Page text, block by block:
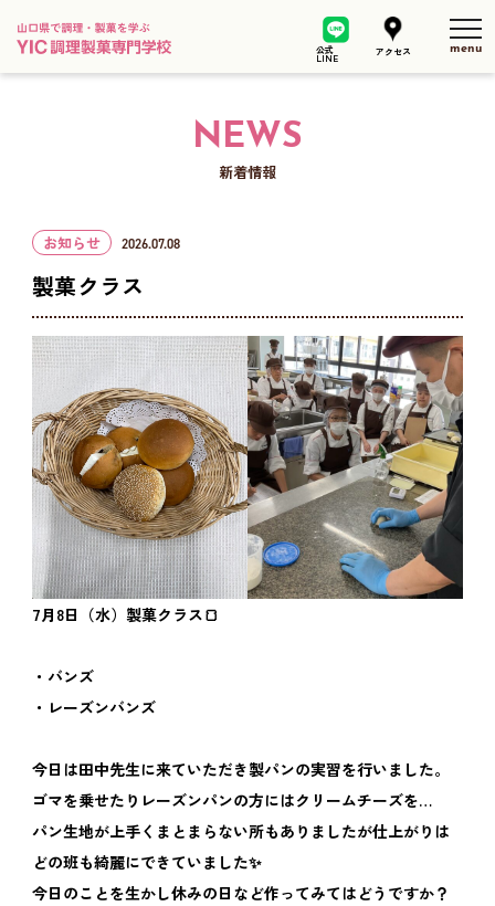
公式
LINE
アクセス
NEWS
新着情報
お知らせ 2026.07.08
製菓クラス
7月8日（水）製菓クラス🍞
・バンズ
・レーズンバンズ
今日は田中先生に来ていただき製パンの実習を行いました。
ゴマを乗せたりレーズンパンの方にはクリームチーズを…
パン生地が上手くまとまらない所もありましたが仕上がりは
どの班も綺麗にできていました✨
今日のことを生かし休みの日など作ってみてはどうですか？